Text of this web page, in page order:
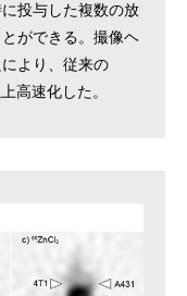
投与した複数の放
ができる。撮像ヘ
より、従来の
高速化した。